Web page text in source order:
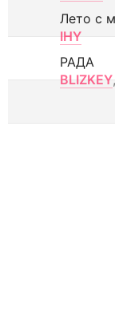
Лето с
IHY
РАДА
BLIZKEY,